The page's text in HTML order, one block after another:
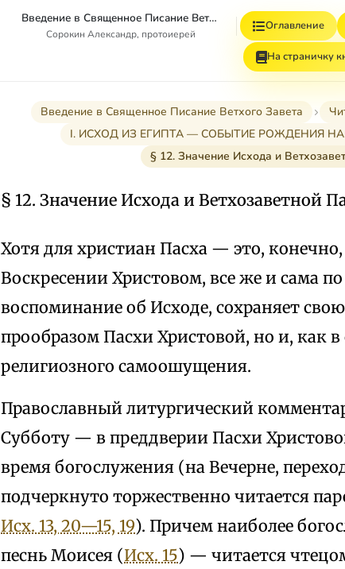
Введение в Священное Писание Ветхого Завета
Сорокин Александр, протоиерей
Оглавление
На страничку
Введение в Священное Писание Ветхого Завета
I. ИСХОД ИЗ ЕГИПТА — СОБЫТИЕ РОЖДЕНИЯ
§ 12. Значение Исхода и
§ 12. Значение Исхода и Ветхозаветной
Хотя для христиан Пасха — это,
Воскресении Христовом, все же и сама по
воспоминание об Исходе, сохраняет
прообразом Пасхи Христовой, но и, как
религиозного самоошущения.
Православный литургический
Субботу — в преддверии Пасхи
время богослужения (на Вечерне,
подчеркнуто торжественно читается
Исх. 13, 20—15, 19). Причем наиболее
песнь Моисея (Исх. 15) — читается